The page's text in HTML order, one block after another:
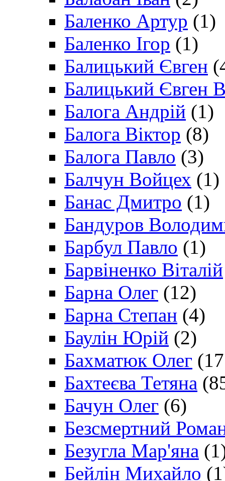
Баленко Артур (1)
Баленко Ігор (1)
Балицький Євген
Балицький Євген
Балога Андрій (1)
Балога Віктор (8)
Балога Павло (3)
Балчун Войцех (1)
Банас Дмитро (1)
Бандуров
Барбул Павло (1)
Барвіненко Віталій
Барна Олег (12)
Барна Степан (4)
Баулін Юрій (2)
Бахматюк Олег
Бахтеєва Тетяна
Бачун Олег (6)
Безсмертний
Безугла Мар'яна
Бейлін Михайло